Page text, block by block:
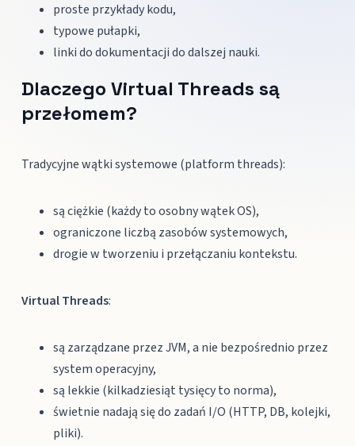
proste przykłady kodu,
typowe pułapki,
linki do dokumentacji do dalszej nauki.
Dlaczego Virtual Threads są
przełomem?
Tradycyjne wątki systemowe (platform threads):
są ciężkie (każdy to osobny wątek OS),
ograniczone liczbą zasobów systemowych,
drogie w tworzeniu i przełączaniu kontekstu.
Virtual Threads:
są zarządzane przez JVM, a nie bezpośrednio przez
system operacyjny,
są lekkie (kilkadziesiąt tysięcy to norma),
świetnie nadają się do zadań I/O (HTTP, DB, kolejki,
pliki).